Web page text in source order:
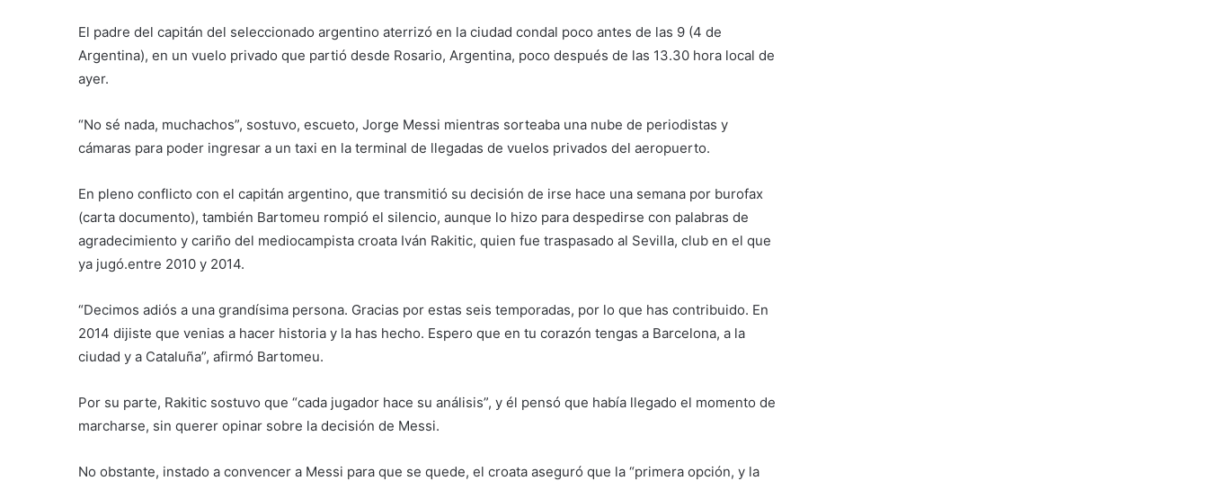
El padre del capitán del seleccionado argentino aterrizó en la ciudad condal poco antes de las 9 (4 de
Argentina), en un vuelo privado que partió desde Rosario, Argentina, poco después de las 13.30 hora local de
ayer.
“No sé nada, muchachos”, sostuvo, escueto, Jorge Messi mientras sorteaba una nube de periodistas y
cámaras para poder ingresar a un taxi en la terminal de llegadas de vuelos privados del aeropuerto.
En pleno conflicto con el capitán argentino, que transmitió su decisión de irse hace una semana por burofax
(carta documento), también Bartomeu rompió el silencio, aunque lo hizo para despedirse con palabras de
agradecimiento y cariño del mediocampista croata Iván Rakitic, quien fue traspasado al Sevilla, club en el que
ya jugó.entre 2010 y 2014.
“Decimos adiós a una grandísima persona. Gracias por estas seis temporadas, por lo que has contribuido. En
2014 dijiste que venias a hacer historia y la has hecho. Espero que en tu corazón tengas a Barcelona, a la
ciudad y a Cataluña”, afirmó Bartomeu.
Por su parte, Rakitic sostuvo que “cada jugador hace su análisis”, y él pensó que había llegado el momento de
marcharse, sin querer opinar sobre la decisión de Messi.
No obstante, instado a convencer a Messi para que se quede, el croata aseguró que la “primera opción, y la